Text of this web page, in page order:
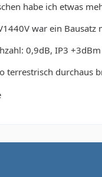
habe ich etwas
war ein
0,9dB, IP3 +3dBm
terrestrisch durchaus